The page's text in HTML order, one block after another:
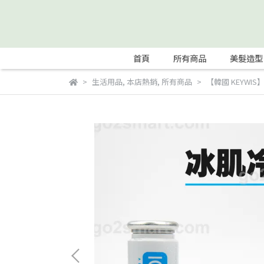
首頁 所有商品 美髮造型
生活用品, 本店熱銷, 所有商品 【韓國